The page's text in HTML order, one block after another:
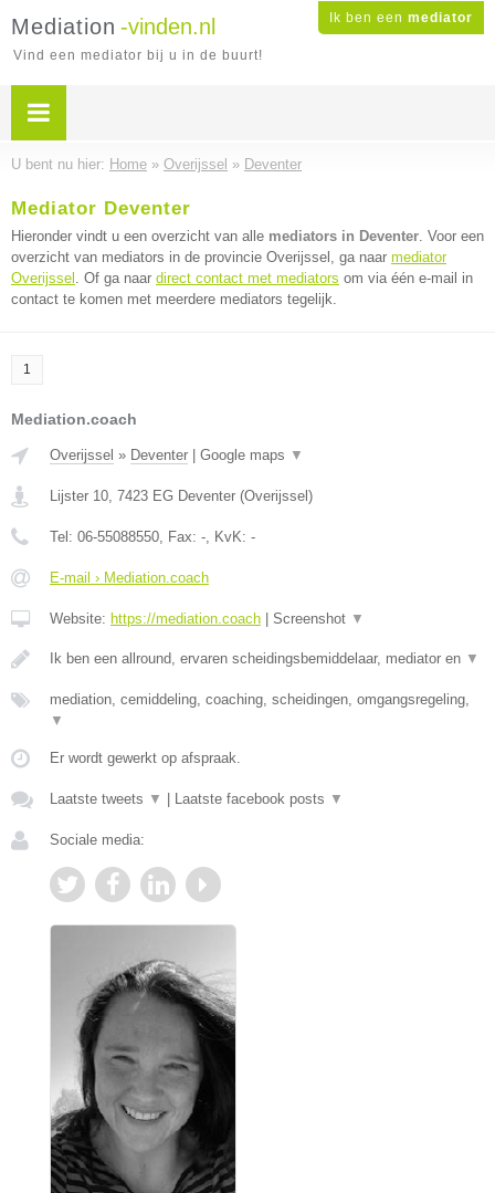
Ik ben een mediator
Mediation -vinden.nl
Vind een mediator bij u in de buurt!
U bent nu hier: Home » Overijssel » Deventer
Mediator Deventer
Hieronder vindt u een overzicht van alle mediators in Deventer. Voor een
overzicht van mediators in de provincie Overijssel, ga naar mediator
Overijssel . Of ga naar direct contact met mediators om via één e-mail in
contact te komen met meerdere mediators tegelijk.
1
Mediation.coach
Overijssel » Deventer Google maps ▼
Lijster 10, 7423 EG Deventer (Overijssel )
Tel: 06-55088550, Fax: -, KvK: -
E-mail › Mediation.coach
Website: https://mediation.coach Screenshot ▼
Ik ben een allround, ervaren scheidingsbemiddelaar, mediator en ▼
mediation, cemiddeling, coaching, scheidingen, omgangsregeling,
▼
Er wordt gewerkt op afspraak.
Laatste tweets ▼ Laatste facebook posts ▼
Sociale media: